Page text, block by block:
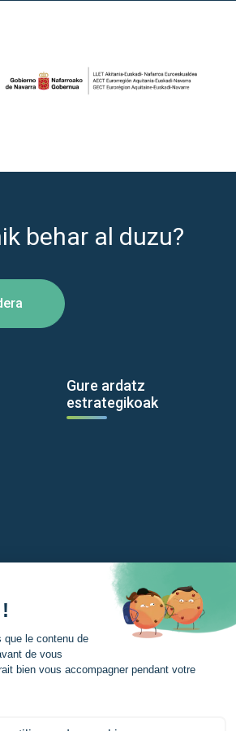
behar al duzu?
Gure ardatz
estrategikoak
Euroeskualdea
Zer da Euroeskualdea?
Berriak
Prentsa gunia